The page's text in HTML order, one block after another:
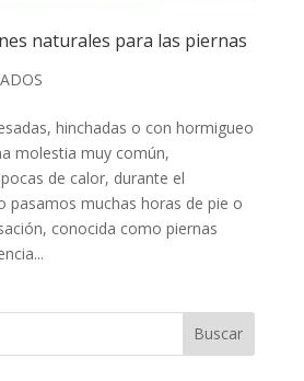
naturales para las piernas
hinchadas o con hormigueo
molestia muy común,
de calor, durante el
pasamos muchas horas de pie o
conocida como piernas
Buscar